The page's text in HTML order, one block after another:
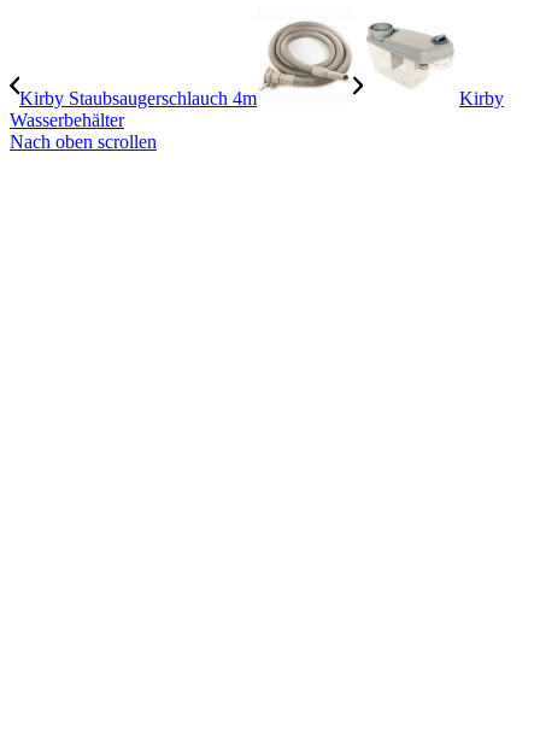
Kirby Staubsaugerschlauch 4m
Kirby
Wasserbehälter
Nach oben scrollen